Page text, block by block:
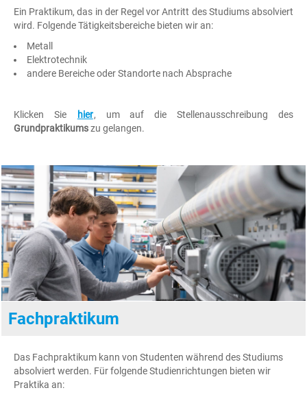
nächster Nähe
kennenzulernen, in
die Arbeitsfelder
und
Aufgabenbereiche
neue Erfahrungen
zu sammeln.
persönliche
Berufsorientierung
erleichtern oder die
Sie zu Ihrer weiteren
beruflichen
Qualifikation
benötigen.
Fragen Sie uns und
erfahren Sie mehr!
Ein Praktikum, das in der Regel vor Antritt des Studiums absolviert
wird. Folgende Tätigkeitsbereiche bieten wir an:
Metall
Elektrotechnik
andere Bereiche oder Standorte nach Absprache
Klicken Sie hier, um auf die Stellenausschreibung des
Grundpraktikumszu gelangen.
Fachpraktikum
Das Fachpraktikum kann von Studenten während des Studiums
absolviert werden. Für folgende Studienrichtungen bieten wir
Praktika an: